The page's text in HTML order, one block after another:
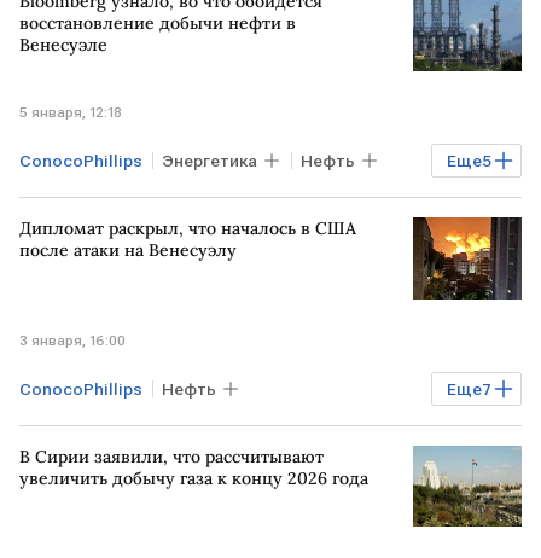
ТЕХАС Дональд Трамп
восстановление добычи нефти в
Венесуэле
5 января, 12:18
Еще5
ConocoPhillips Энергетика Нефть
ВЕНЕСУЭЛА ЛАТИНСКАЯ АМЕРИКА
США Дональд Трамп
Дипломат раскрыл, что началось в США
после атаки на Венесуэлу
3 января, 16:00
Еще7
ConocoPhillips Нефть
Мировая экономика ВЕНЕСУЭЛА
США Дональд Трамп
В Сирии заявили, что рассчитывают
увеличить добычу газа к концу 2026 года